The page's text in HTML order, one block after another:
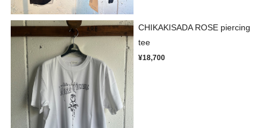
CHIKAKISADA ROSE piercing
tee
¥18,700